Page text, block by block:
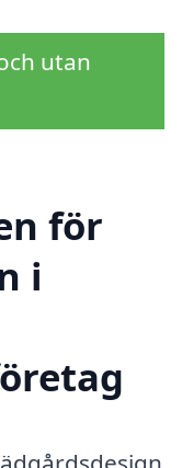
utan
för
i